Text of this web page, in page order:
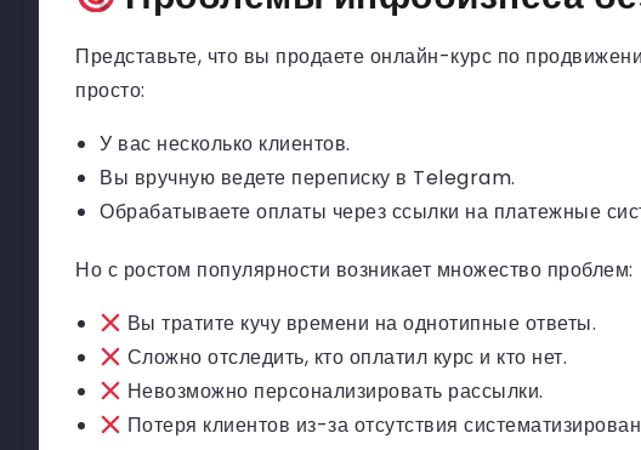
Представьте, что вы продаете онлайн-курс по
просто:
У вас несколько клиентов.
Вы вручную ведете переписку в Telegram.
Обрабатываете оплаты через ссылки на платежные
Но с ростом популярности возникает множество проблем:
Вы тратите кучу времени на однотипные ответы.
Сложно отследить, кто оплатил курс и кто нет.
Невозможно персонализировать рассылки.
Потеря клиентов из-за отсутствия